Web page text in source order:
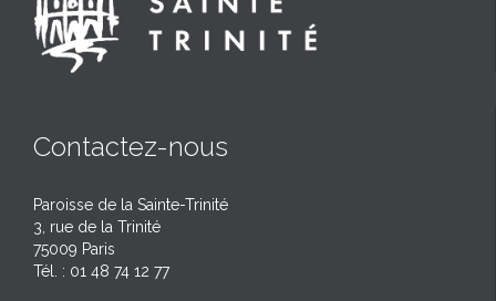
Contactez-nous
Paroisse de la Sainte-Trinité
3, rue de la Trinité
75009 Paris
Tél. : 01 48 74 12 77